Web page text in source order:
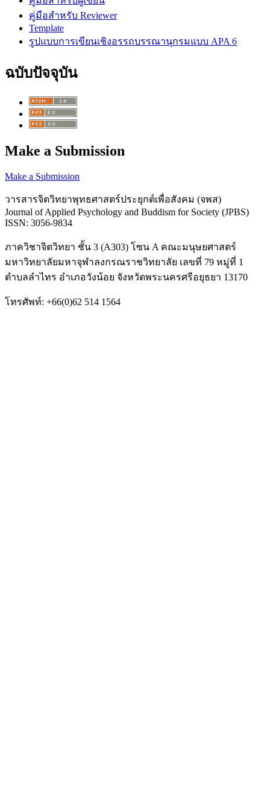
คู่มือสำหรับ Reviewer
Template
รูปแบบการเขียนเชิงอรรถบรรณานุกรมแบบ APA 6
ฉบับปัจจุบัน
Make a Submission
Make a Submission
วารสารจิตวิทยาพุทธศาสตร์ประยุกต์เพื่อสังคม (จพส)
Journal of Applied Psychology and Buddism for Society (JPBS)
ISSN: 3056-9834
ภาควิชาจิตวิทยา ชั้น 3 (A303) โซน A คณะมนุษยศาสตร์
มหาวิทยาลัยมหาจุฬาลงกรณราชวิทยาลัย เลขที่ 79 หมู่ที่ 1
ตำบลลำไทร อำเภอวังน้อย จังหวัดพระนครศรีอยุธยา 13170
โทรศัพท์: +66(0)62 514 1564